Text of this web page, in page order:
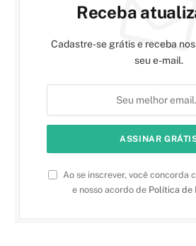
Receba
Cadastre-se grátis e receba
seu e-mail.
Ao se inscrever, você concorda
e nosso acordo de Política de